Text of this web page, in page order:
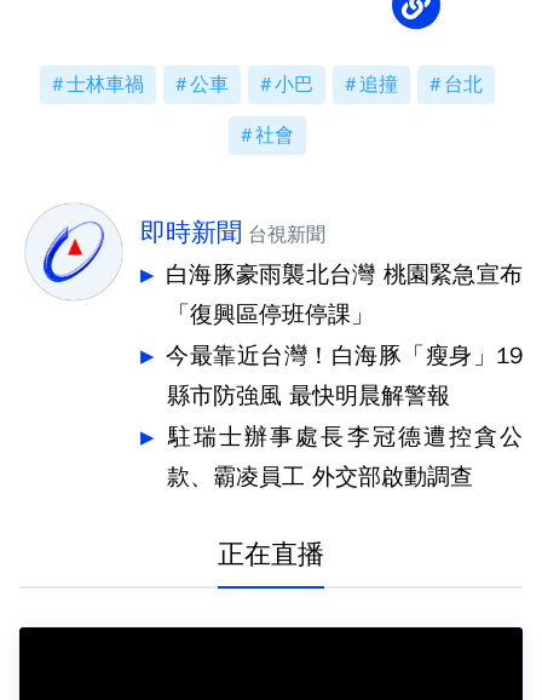
士林車禍 公車 小巴 追撞 台北
社會
即時新聞 台視新聞
白海豚豪雨襲北台灣 桃園緊急宣布
「復興區停班停課」
今最靠近台灣！白海豚「瘦身」19
縣市防強風 最快明晨解警報
駐瑞士辦事處長李冠德遭控貪公
款、霸凌員工 外交部啟動調查
正在直播